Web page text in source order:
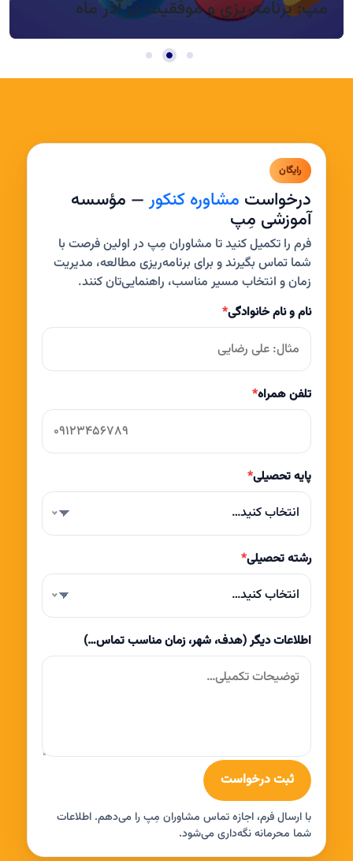
مپ: برنامه‌ریزی و موفقیت در آذر ماه
رایگان
درخواست مشاوره کنکور— مؤسسه
آموزشی مِپ
فرم را تکمیل کنید تا مشاوران مِپ در اولین فرصت با
شما تماس بگیرند و برای برنامه‌ریزی مطالعه، مدیریت
زمان و انتخاب مسیر مناسب، راهنمایی‌تان کنند.
نام و نام خانوادگی*
تلفن همراه*
پایه تحصیلی*
انتخاب کنید…
رشته تحصیلی*
انتخاب کنید…
اطلاعات دیگر (هدف، شهر، زمان مناسب تماس…)
ثبت درخواست
با ارسال فرم، اجازه تماس مشاوران مِپ را می‌دهم. اطلاعات
شما محرمانه نگه‌داری می‌شود.